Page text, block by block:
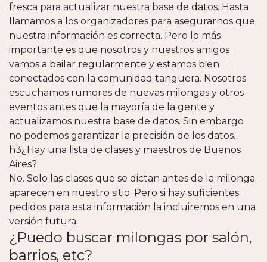
fresca para actualizar nuestra base de datos. Hasta
llamamos a los organizadores para asegurarnos que
nuestra información es correcta. Pero lo más
importante es que nosotros y nuestros amigos
vamos a bailar regularmente y estamos bien
conectados con la comunidad tanguera. Nosotros
escuchamos rumores de nuevas milongas y otros
eventos antes que la mayoría de la gente y
actualizamos nuestra base de datos. Sin embargo
no podemos garantizar la precisión de los datos.
h3¿Hay una lista de clases y maestros de Buenos
Aires?
No. Solo las clases que se dictan antes de la milonga
aparecen en nuestro sitio. Pero si hay suficientes
pedidos para esta información la incluiremos en una
versión futura.
¿Puedo buscar milongas por salón,
barrios, etc?